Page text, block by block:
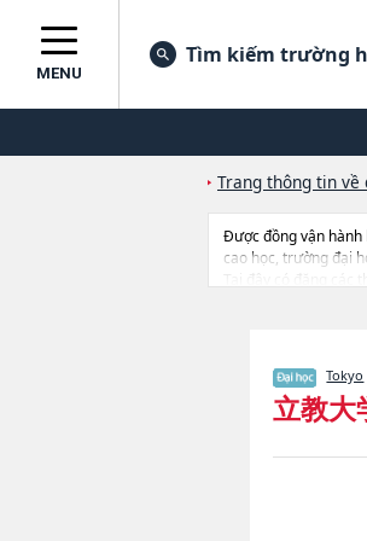
MENU
Tìm kiếm trường
Trang thông tin về
Được đồng vận hành
cao học, trường đại
Tại đây có đăng
Intercultural
đến thi tuyển nhưTokyo
立教大